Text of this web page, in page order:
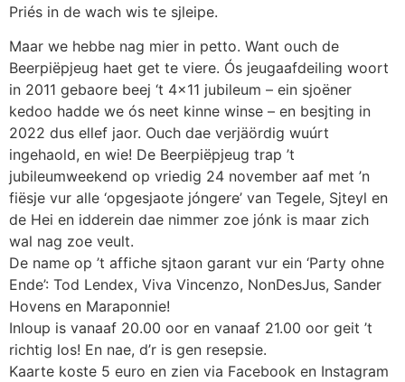
Priés in de wach wis te sjleipe.
Maar we hebbe nag mier in petto. Want ouch de
Beerpiëpjeug haet get te viere. Ós jeugaafdeiling woort
in 2011 gebaore beej ‘t 4×11 jubileum – ein sjoëner
kedoo hadde we ós neet kinne winse – en besjting in
2022 dus ellef jaor. Ouch dae verjäördig wuúrt
ingehaold, en wie! De Beerpiëpjeug trap ’t
jubileumweekend op vriedig 24 november aaf met ’n
fiësje vur alle ‘opgesjaote jóngere’ van Tegele, Sjteyl en
de Hei en idderein dae nimmer zoe jónk is maar zich
wal nag zoe veult.
De name op ’t affiche sjtaon garant vur ein ‘Party ohne
Ende’: Tod Lendex, Viva Vincenzo, NonDesJus, Sander
Hovens en Maraponnie!
Inloup is vanaaf 20.00 oor en vanaaf 21.00 oor geit ’t
richtig los! En nae, d’r is gen resepsie.
Kaarte koste 5 euro en zien via Facebook en Instagram